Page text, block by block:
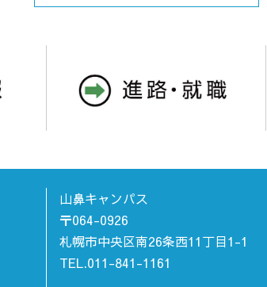
山鼻キャンパス
〒064-0926
札幌市中央区南26条西11丁目1-1
TEL.011-841-1161